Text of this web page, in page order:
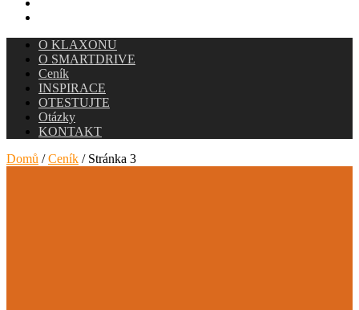
O KLAXONU
O SMARTDRIVE
Ceník
INSPIRACE
OTESTUJTE
Otázky
KONTAKT
Domů /Ceník / Stránka 3